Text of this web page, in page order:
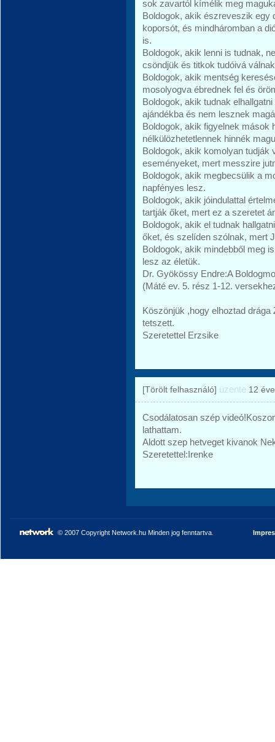
sok zavartól kímélik meg
Boldogok, akik észreveszik egy
koporsót, és mindháromban a
is.
Boldogok, akik lenni is tudnak,
csöndjük és titkok tudóivá
Boldogok, akik mentség
mosolyogva ébrednek fel és
Boldogok, akik tudnak
ajándékba és nem lesznek
Boldogok, akik figyelnek mások
nélkülözhetetlennek hinnék
Boldogok, akik komolyan tudják
eseményeket, mert messzire
Boldogok, akik megbecsülik a
napfényes lesz.
Boldogok, akik jóindulattal
tartják őket, mert ez a szeretet
Boldogok, akik el tudnak
őket, és szelíden szólnak, mert
Boldogok, akik mindebből meg
lesz az életük.
Dr. Gyökössy Endre:A
(Máté ev. 5. rész 1-12.
Köszönjük ,hogy elhoztad
tetszett.
Szeretettel Erzsike
[Törölt felhasználó] üzente 12 éve
Csodálatosan szép
lathattam.
Aldott szep hetveget kivanok
Szeretettel:Irenke
© 2007 Copyright Network.hu Minden jog fenntartva.